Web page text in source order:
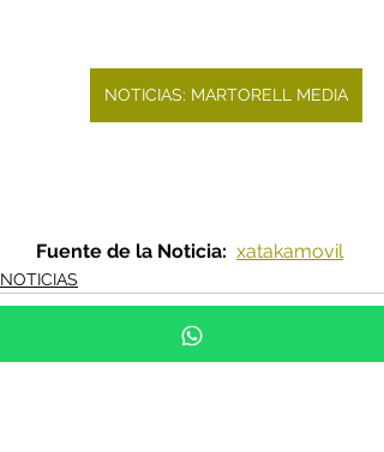
NOTICIAS: MARTORELL MEDIA
Fuente de la Noticia: xatakamovil
NOTICIAS